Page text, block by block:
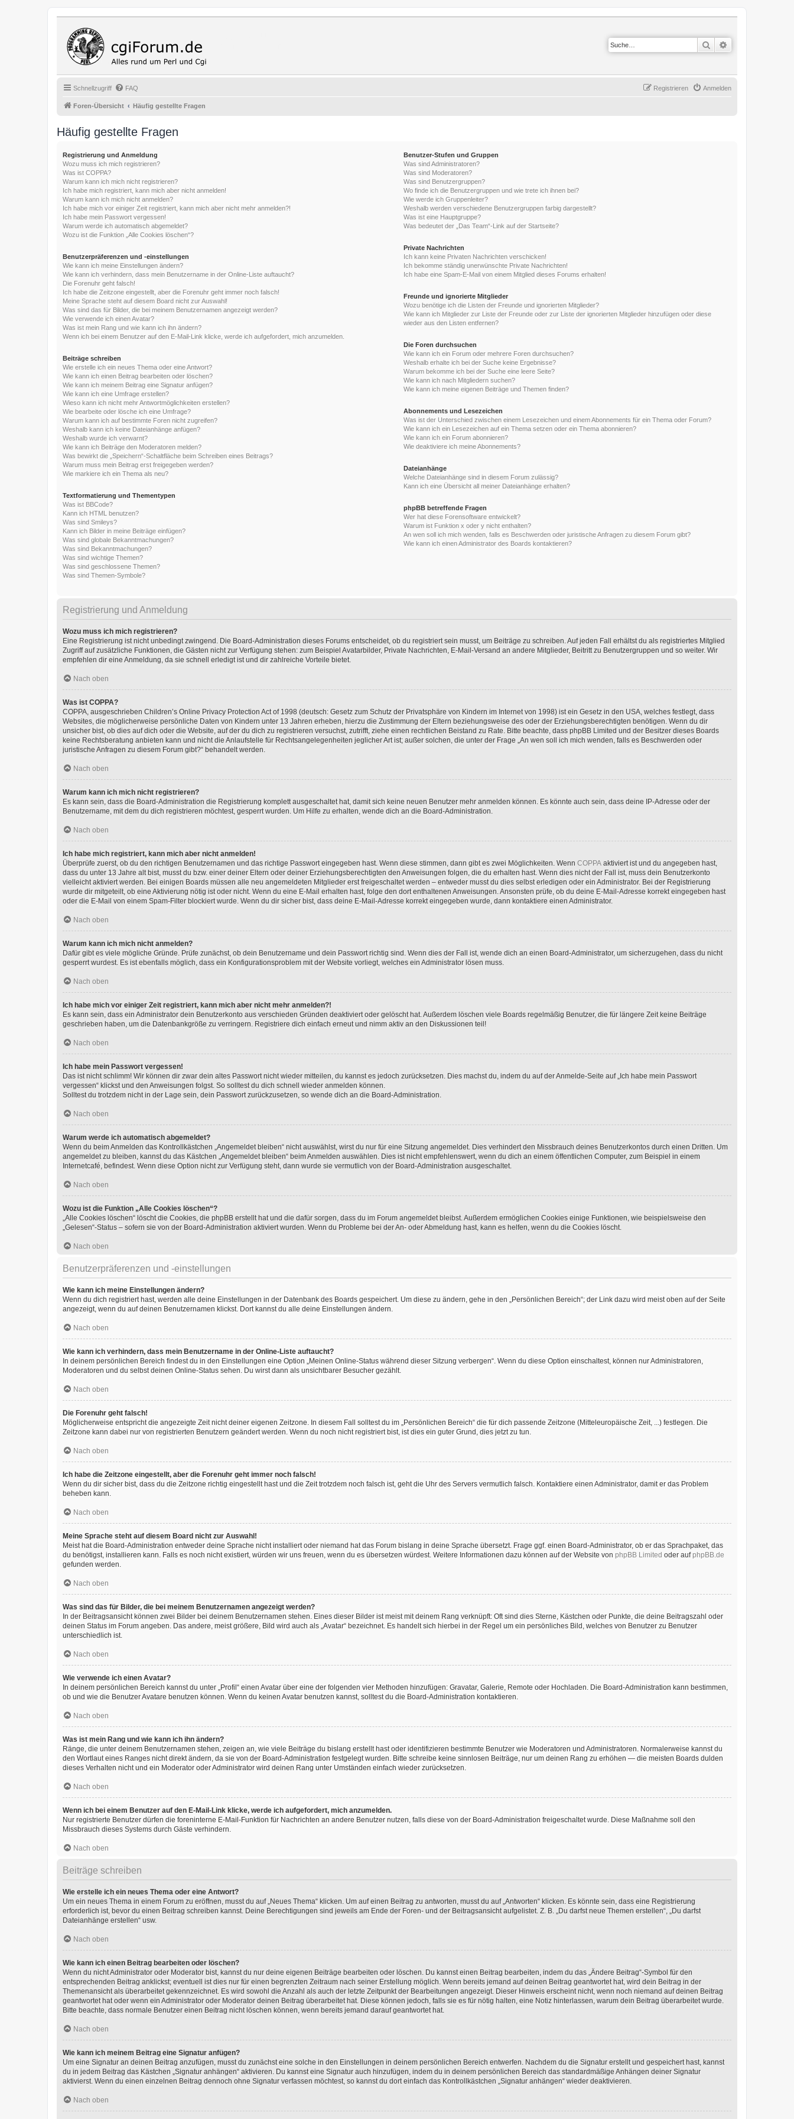
Suche
Schnellzugriff FAQ Anmelden
Registrieren
Foren-Übersicht Häufig gestellte Fragen
Häufig gestellte Fragen
Registrierung und Anmeldung
Wozu muss ich mich registrieren?
Was ist COPPA?
Warum kann ich mich nicht registrieren?
Ich habe mich registriert, kann mich aber nicht anmelden!
Warum kann ich mich nicht anmelden?
Ich habe mich vor einiger Zeit registriert, kann mich aber nicht mehr anmelden?!
Ich habe mein Passwort vergessen!
Warum werde ich automatisch abgemeldet?
Wozu ist die Funktion „Alle Cookies löschen“?
Benutzerpräferenzen und -einstellungen
Wie kann ich meine Einstellungen ändern?
Wie kann ich verhindern, dass mein Benutzername in der Online-Liste auftaucht?
Die Forenuhr geht falsch!
Ich habe die Zeitzone eingestellt, aber die Forenuhr geht immer noch falsch!
Meine Sprache steht auf diesem Board nicht zur Auswahl!
Was sind das für Bilder, die bei meinem Benutzernamen angezeigt werden?
Wie verwende ich einen Avatar?
Was ist mein Rang und wie kann ich ihn ändern?
Wenn ich bei einem Benutzer auf den E-Mail-Link klicke, werde ich aufgefordert, mich anzumelden.
Beiträge schreiben
Wie erstelle ich ein neues Thema oder eine Antwort?
Wie kann ich einen Beitrag bearbeiten oder löschen?
Wie kann ich meinem Beitrag eine Signatur anfügen?
Wie kann ich eine Umfrage erstellen?
Wieso kann ich nicht mehr Antwortmöglichkeiten erstellen?
Wie bearbeite oder lösche ich eine Umfrage?
Warum kann ich auf bestimmte Foren nicht zugreifen?
Weshalb kann ich keine Dateianhänge anfügen?
Weshalb wurde ich verwarnt?
Wie kann ich Beiträge den Moderatoren melden?
Was bewirkt die „Speichern“-Schaltfläche beim Schreiben eines Beitrags?
Warum muss mein Beitrag erst freigegeben werden?
Wie markiere ich ein Thema als neu?
Textformatierung und Thementypen
Was ist BBCode?
Kann ich HTML benutzen?
Was sind Smileys?
Kann ich Bilder in meine Beiträge einfügen?
Was sind globale Bekanntmachungen?
Was sind Bekanntmachungen?
Was sind wichtige Themen?
Was sind geschlossene Themen?
Was sind Themen-Symbole?
Benutzer-Stufen und Gruppen
Was sind Administratoren?
Was sind Moderatoren?
Was sind Benutzergruppen?
Wo finde ich die Benutzergruppen und wie trete ich ihnen bei?
Wie werde ich Gruppenleiter?
Weshalb werden verschiedene Benutzergruppen farbig dargestellt?
Was ist eine Hauptgruppe?
Was bedeutet der „Das Team“-Link auf der Startseite?
Private Nachrichten
Ich kann keine Privaten Nachrichten verschicken!
Ich bekomme ständig unerwünschte Private Nachrichten!
Ich habe eine Spam-E-Mail von einem Mitglied dieses Forums erhalten!
Freunde und ignorierte Mitglieder
Wozu benötige ich die Listen der Freunde und ignorierten Mitglieder?
Wie kann ich Mitglieder zur Liste der Freunde oder zur Liste der ignorierten Mitglieder hinzufügen oder diese
wieder aus den Listen entfernen?
Die Foren durchsuchen
Wie kann ich ein Forum oder mehrere Foren durchsuchen?
Weshalb erhalte ich bei der Suche keine Ergebnisse?
Warum bekomme ich bei der Suche eine leere Seite?
Wie kann ich nach Mitgliedern suchen?
Wie kann ich meine eigenen Beiträge und Themen finden?
Abonnements und Lesezeichen
Was ist der Unterschied zwischen einem Lesezeichen und einem Abonnements für ein Thema oder Forum?
Wie kann ich ein Lesezeichen auf ein Thema setzen oder ein Thema abonnieren?
Wie kann ich ein Forum abonnieren?
Wie deaktiviere ich meine Abonnements?
Dateianhänge
Welche Dateianhänge sind in diesem Forum zulässig?
Kann ich eine Übersicht all meiner Dateianhänge erhalten?
phpBB betreffende Fragen
Wer hat diese Forensoftware entwickelt?
Warum ist Funktion x oder y nicht enthalten?
An wen soll ich mich wenden, falls es Beschwerden oder juristische Anfragen zu diesem Forum gibt?
Wie kann ich einen Administrator des Boards kontaktieren?
Registrierung und Anmeldung
Wozu muss ich mich registrieren?
Eine Registrierung ist nicht unbedingt zwingend. Die Board-Administration dieses Forums entscheidet, ob du registriert sein musst, um Beiträge zu schreiben. Auf jeden Fall erhältst du als registriertes Mitglied
Zugriff auf zusätzliche Funktionen, die Gästen nicht zur Verfügung stehen: zum Beispiel Avatarbilder, Private Nachrichten, E-Mail-Versand an andere Mitglieder, Beitritt zu Benutzergruppen und so weiter. Wir
empfehlen dir eine Anmeldung, da sie schnell erledigt ist und dir zahlreiche Vorteile bietet.
Nach oben
Was ist COPPA?
COPPA, ausgeschrieben Children’s Online Privacy Protection Act of 1998 (deutsch: Gesetz zum Schutz der Privatsphäre von Kindern im Internet von 1998) ist ein Gesetz in den USA, welches festlegt, dass
Websites, die möglicherweise persönliche Daten von Kindern unter 13 Jahren erheben, hierzu die Zustimmung der Eltern beziehungsweise des oder der Erziehungsberechtigten benötigen. Wenn du dir
unsicher bist, ob dies auf dich oder die Website, auf der du dich zu registrieren versuchst, zutrifft, ziehe einen rechtlichen Beistand zu Rate. Bitte beachte, dass phpBB Limited und der Besitzer dieses Boards
keine Rechtsberatung anbieten kann und nicht die Anlaufstelle für Rechtsangelegenheiten jeglicher Art ist; außer solchen, die unter der Frage „An wen soll ich mich wenden, falls es Beschwerden oder
juristische Anfragen zu diesem Forum gibt?“ behandelt werden.
Nach oben
Warum kann ich mich nicht registrieren?
Es kann sein, dass die Board-Administration die Registrierung komplett ausgeschaltet hat, damit sich keine neuen Benutzer mehr anmelden können. Es könnte auch sein, dass deine IP-Adresse oder der
Benutzername, mit dem du dich registrieren möchtest, gesperrt wurden. Um Hilfe zu erhalten, wende dich an die Board-Administration.
Nach oben
Ich habe mich registriert, kann mich aber nicht anmelden!
Überprüfe zuerst, ob du den richtigen Benutzernamen und das richtige Passwort eingegeben hast. Wenn diese stimmen, dann gibt es zwei Möglichkeiten. Wenn COPPA aktiviert ist und du angegeben hast,
dass du unter 13 Jahre alt bist, musst du bzw. einer deiner Eltern oder deiner Erziehungsberechtigten den Anweisungen folgen, die du erhalten hast. Wenn dies nicht der Fall ist, muss dein Benutzerkonto
vielleicht aktiviert werden. Bei einigen Boards müssen alle neu angemeldeten Mitglieder erst freigeschaltet werden – entweder musst du dies selbst erledigen oder ein Administrator. Bei der Registrierung
wurde dir mitgeteilt, ob eine Aktivierung nötig ist oder nicht. Wenn du eine E-Mail erhalten hast, folge den dort enthaltenen Anweisungen. Ansonsten prüfe, ob du deine E-Mail-Adresse korrekt eingegeben hast
oder die E-Mail von einem Spam-Filter blockiert wurde. Wenn du dir sicher bist, dass deine E-Mail-Adresse korrekt eingegeben wurde, dann kontaktiere einen Administrator.
Nach oben
Warum kann ich mich nicht anmelden?
Dafür gibt es viele mögliche Gründe. Prüfe zunächst, ob dein Benutzername und dein Passwort richtig sind. Wenn dies der Fall ist, wende dich an einen Board-Administrator, um sicherzugehen, dass du nicht
gesperrt wurdest. Es ist ebenfalls möglich, dass ein Konfigurationsproblem mit der Website vorliegt, welches ein Administrator lösen muss.
Nach oben
Ich habe mich vor einiger Zeit registriert, kann mich aber nicht mehr anmelden?!
Es kann sein, dass ein Administrator dein Benutzerkonto aus verschieden Gründen deaktiviert oder gelöscht hat. Außerdem löschen viele Boards regelmäßig Benutzer, die für längere Zeit keine Beiträge
geschrieben haben, um die Datenbankgröße zu verringern. Registriere dich einfach erneut und nimm aktiv an den Diskussionen teil!
Nach oben
Ich habe mein Passwort vergessen!
Das ist nicht schlimm! Wir können dir zwar dein altes Passwort nicht wieder mitteilen, du kannst es jedoch zurücksetzen. Dies machst du, indem du auf der Anmelde-Seite auf „Ich habe mein Passwort
vergessen“ klickst und den Anweisungen folgst. So solltest du dich schnell wieder anmelden können.
Solltest du trotzdem nicht in der Lage sein, dein Passwort zurückzusetzen, so wende dich an die Board-Administration.
Nach oben
Warum werde ich automatisch abgemeldet?
Wenn du beim Anmelden das Kontrollkästchen „Angemeldet bleiben“ nicht auswählst, wirst du nur für eine Sitzung angemeldet. Dies verhindert den Missbrauch deines Benutzerkontos durch einen Dritten. Um
angemeldet zu bleiben, kannst du das Kästchen „Angemeldet bleiben“ beim Anmelden auswählen. Dies ist nicht empfehlenswert, wenn du dich an einem öffentlichen Computer, zum Beispiel in einem
Internetcafé, befindest. Wenn diese Option nicht zur Verfügung steht, dann wurde sie vermutlich von der Board-Administration ausgeschaltet.
Nach oben
Wozu ist die Funktion „Alle Cookies löschen“?
„Alle Cookies löschen“ löscht die Cookies, die phpBB erstellt hat und die dafür sorgen, dass du im Forum angemeldet bleibst. Außerdem ermöglichen Cookies einige Funktionen, wie beispielsweise den
„Gelesen“-Status – sofern sie von der Board-Administration aktiviert wurden. Wenn du Probleme bei der An- oder Abmeldung hast, kann es helfen, wenn du die Cookies löscht.
Nach oben
Benutzerpräferenzen und -einstellungen
Wie kann ich meine Einstellungen ändern?
Wenn du dich registriert hast, werden alle deine Einstellungen in der Datenbank des Boards gespeichert. Um diese zu ändern, gehe in den „Persönlichen Bereich“; der Link dazu wird meist oben auf der Seite
angezeigt, wenn du auf deinen Benutzernamen klickst. Dort kannst du alle deine Einstellungen ändern.
Nach oben
Wie kann ich verhindern, dass mein Benutzername in der Online-Liste auftaucht?
In deinem persönlichen Bereich findest du in den Einstellungen eine Option „Meinen Online-Status während dieser Sitzung verbergen“. Wenn du diese Option einschaltest, können nur Administratoren,
Moderatoren und du selbst deinen Online-Status sehen. Du wirst dann als unsichtbarer Besucher gezählt.
Nach oben
Die Forenuhr geht falsch!
Möglicherweise entspricht die angezeigte Zeit nicht deiner eigenen Zeitzone. In diesem Fall solltest du im „Persönlichen Bereich“ die für dich passende Zeitzone (Mitteleuropäische Zeit, ...) festlegen. Die
Zeitzone kann dabei nur von registrierten Benutzern geändert werden. Wenn du noch nicht registriert bist, ist dies ein guter Grund, dies jetzt zu tun.
Nach oben
Ich habe die Zeitzone eingestellt, aber die Forenuhr geht immer noch falsch!
Wenn du dir sicher bist, dass du die Zeitzone richtig eingestellt hast und die Zeit trotzdem noch falsch ist, geht die Uhr des Servers vermutlich falsch. Kontaktiere einen Administrator, damit er das Problem
beheben kann.
Nach oben
Meine Sprache steht auf diesem Board nicht zur Auswahl!
Meist hat die Board-Administration entweder deine Sprache nicht installiert oder niemand hat das Forum bislang in deine Sprache übersetzt. Frage ggf. einen Board-Administrator, ob er das Sprachpaket, das
du benötigst, installieren kann. Falls es noch nicht existiert, würden wir uns freuen, wenn du es übersetzen würdest. Weitere Informationen dazu können auf der Website von phpBB Limited oder aufphpBB.de
gefunden werden.
Nach oben
Was sind das für Bilder, die bei meinem Benutzernamen angezeigt werden?
In der Beitragsansicht können zwei Bilder bei deinem Benutzernamen stehen. Eines dieser Bilder ist meist mit deinem Rang verknüpft: Oft sind dies Sterne, Kästchen oder Punkte, die deine Beitragszahl oder
deinen Status im Forum angeben. Das andere, meist größere, Bild wird auch als „Avatar“ bezeichnet. Es handelt sich hierbei in der Regel um ein persönliches Bild, welches von Benutzer zu Benutzer
unterschiedlich ist.
Nach oben
Wie verwende ich einen Avatar?
In deinem persönlichen Bereich kannst du unter „Profil“ einen Avatar über eine der folgenden vier Methoden hinzufügen: Gravatar, Galerie, Remote oder Hochladen. Die Board-Administration kann bestimmen,
ob und wie die Benutzer Avatare benutzen können. Wenn du keinen Avatar benutzen kannst, solltest du die Board-Administration kontaktieren.
Nach oben
Was ist mein Rang und wie kann ich ihn ändern?
Ränge, die unter deinem Benutzernamen stehen, zeigen an, wie viele Beiträge du bislang erstellt hast oder identifizieren bestimmte Benutzer wie Moderatoren und Administratoren. Normalerweise kannst du
den Wortlaut eines Ranges nicht direkt ändern, da sie von der Board-Administration festgelegt wurden. Bitte schreibe keine sinnlosen Beiträge, nur um deinen Rang zu erhöhen — die meisten Boards dulden
dieses Verhalten nicht und ein Moderator oder Administrator wird deinen Rang unter Umständen einfach wieder zurücksetzen.
Nach oben
Wenn ich bei einem Benutzer auf den E-Mail-Link klicke, werde ich aufgefordert, mich anzumelden.
Nur registrierte Benutzer dürfen die foreninterne E-Mail-Funktion für Nachrichten an andere Benutzer nutzen, falls diese von der Board-Administration freigeschaltet wurde. Diese Maßnahme soll den
Missbrauch dieses Systems durch Gäste verhindern.
Nach oben
Beiträge schreiben
Wie erstelle ich ein neues Thema oder eine Antwort?
Um ein neues Thema in einem Forum zu eröffnen, musst du auf „Neues Thema“ klicken. Um auf einen Beitrag zu antworten, musst du auf „Antworten“ klicken. Es könnte sein, dass eine Registrierung
erforderlich ist, bevor du einen Beitrag schreiben kannst. Deine Berechtigungen sind jeweils am Ende der Foren- und der Beitragsansicht aufgelistet. Z. B. „Du darfst neue Themen erstellen“, „Du darfst
Dateianhänge erstellen“ usw.
Nach oben
Wie kann ich einen Beitrag bearbeiten oder löschen?
Wenn du nicht Administrator oder Moderator bist, kannst du nur deine eigenen Beiträge bearbeiten oder löschen. Du kannst einen Beitrag bearbeiten, indem du das „Ändere Beitrag“-Symbol für den
entsprechenden Beitrag anklickst; eventuell ist dies nur für einen begrenzten Zeitraum nach seiner Erstellung möglich. Wenn bereits jemand auf deinen Beitrag geantwortet hat, wird dein Beitrag in der
Themenansicht als überarbeitet gekennzeichnet. Es wird sowohl die Anzahl als auch der letzte Zeitpunkt der Bearbeitungen angezeigt. Dieser Hinweis erscheint nicht, wenn noch niemand auf deinen Beitrag
geantwortet hat oder wenn ein Administrator oder Moderator deinen Beitrag überarbeitet hat. Diese können jedoch, falls sie es für nötig halten, eine Notiz hinterlassen, warum dein Beitrag überarbeitet wurde.
Bitte beachte, dass normale Benutzer einen Beitrag nicht löschen können, wenn bereits jemand darauf geantwortet hat.
Nach oben
Wie kann ich meinem Beitrag eine Signatur anfügen?
Um eine Signatur an deinen Beitrag anzufügen, musst du zunächst eine solche in den Einstellungen in deinem persönlichen Bereich entwerfen. Nachdem du die Signatur erstellt und gespeichert hast, kannst
du in jedem Beitrag das Kästchen „Signatur anhängen“ aktivieren. Du kannst eine Signatur auch hinzufügen, indem du in deinem persönlichen Bereich das standardmäßige Anhängen deiner Signatur
aktivierst. Wenn du einen einzelnen Beitrag dennoch ohne Signatur verfassen möchtest, so kannst du dort einfach das Kontrollkästchen „Signatur anhängen“ wieder deaktivieren.
Nach oben